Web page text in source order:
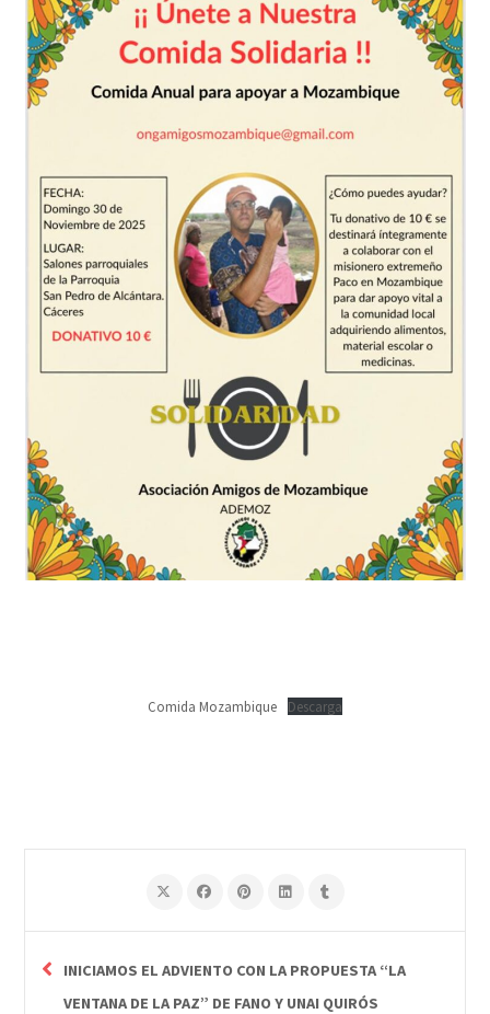
Comida Mozambique Descarga
INICIAMOS EL ADVIENTO CON LA PROPUESTA “LA
VENTANA DE LA PAZ” DE FANO Y UNAI QUIRÓS